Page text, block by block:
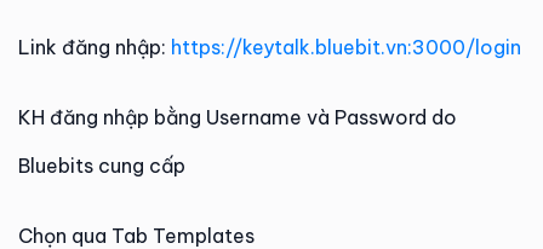
Link đăng nhập: https://keytalk.bluebit.vn:3000/login
KH đăng nhập bằng Username và Password do
Bluebits cung cấp
Chọn qua Tab Templates